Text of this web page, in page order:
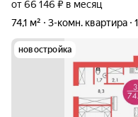
от 66 146 ₽ в месяц
74,1 м²
3-комн. квартира
новостройка